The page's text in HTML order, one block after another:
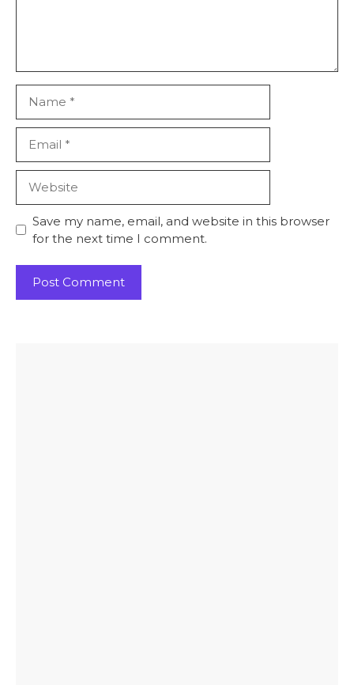
Save my name, email, and website in this browser
for the next time I comment.